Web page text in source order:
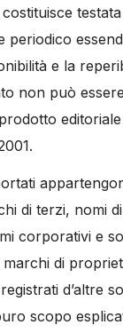
periodico
e la
non può
editoriale
di terzi, nomi
corporativi e
di
d’altre
scopo